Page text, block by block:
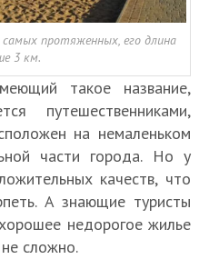
протяженных, его длина
3 км.
такое название,
путешественниками,
на немаленьком
части города. Но у
качеств, что
А знающие туристы
недорогое жилье
сложно.